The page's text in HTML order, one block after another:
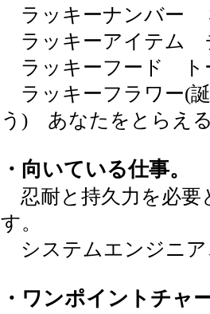
ラッキーナンバー
ラッキーアイテム
ラッキーフード ト
ラッキーフラワー(
う) あなたをと
・向いている仕事。
忍耐と持久力を必要
す。
システムエンジニア
・ワンポイントチャ